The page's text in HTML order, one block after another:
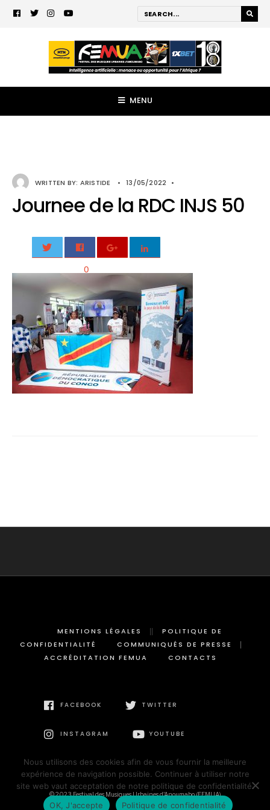
MENU
WRITTEN BY: ARISTIDE • 13/05/2022 •
Journee de la RDC INJS 50
0
MENTIONS LÉGALES
POLITIQUE DE
CONFIDENTIALITÉ
COMMUNIQUÉS DE PRESSE
ACCRÉDITATION FEMUA
CONTACTS
FACEBOOK TWITTER
INSTAGRAM YOUTUBE
© 2023 Festival des Musiques Urbaines d'Anoumabo (FEMUA)
Nous utilisons des cookies afin de vous fournir la meilleure
expérience de navigation possible. Continuer à utiliser notre
site web vaut acceptation de notre politique de confidentialité.
OK, J'accepte
Politique de confidentialité